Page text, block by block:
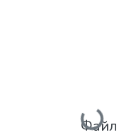
Вантажиться...